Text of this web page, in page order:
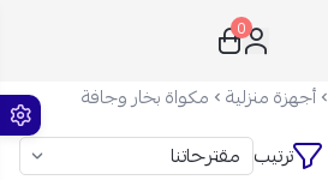
0
أجهزة منزلية مكواة بخار وجافة
ترتيب